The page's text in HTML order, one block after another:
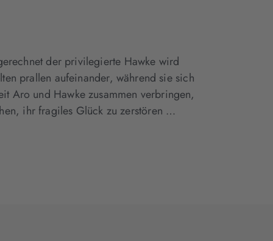
der privilegierte Hawke wird
prallen aufeinander, während sie sich
Aro und Hawke zusammen verbringen,
ihr fragiles Glück zu zerstören …